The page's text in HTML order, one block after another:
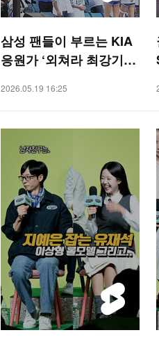
삼성 팬들이 부르는 KIA
응원가 ‘외쳐라 최강기아’
2026.05.19 16:25